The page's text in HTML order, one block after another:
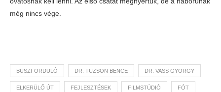
még nincs vége.
BUSZFORDULÓ DR. TUZSON BENCE DR. VASS GYÖRGY
ELKERÜLŐ ÚT FEJLESZTÉSEK FILMSTÚDIÓ FÓT